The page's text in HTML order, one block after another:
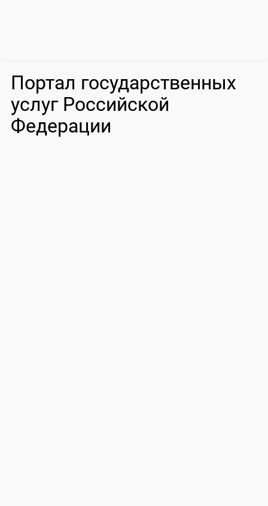
Портал государственных
услуг Российской
Федерации